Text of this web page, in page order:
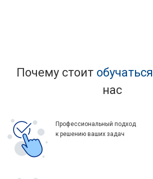
Почему стоит обучаться
нас
Профессиональный подход
к решению ваших задач